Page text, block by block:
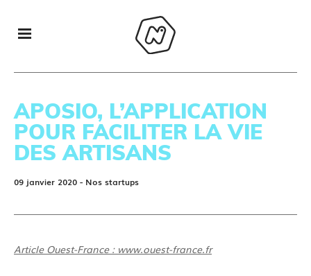
APOSIO, L’APPLICATION
POUR FACILITER LA VIE
DES ARTISANS
09 janvier 2020 - Nos startups
Article Ouest-France : www.ouest-france.fr